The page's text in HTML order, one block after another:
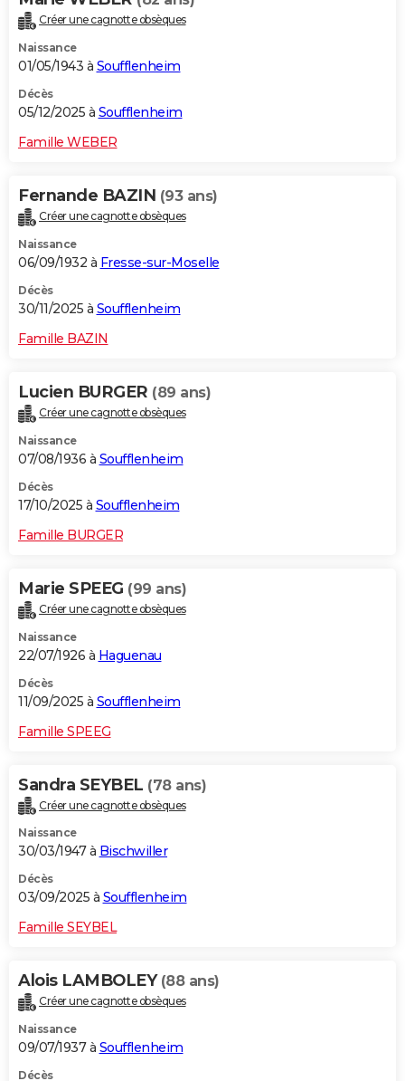
Créer une cagnotte obsèques
Naissance
01/05/1943 à Soufflenheim
Décès
05/12/2025 à Soufflenheim
Famille WEBER
Fernande BAZIN (93 ans)
Créer une cagnotte obsèques
Naissance
06/09/1932 à Fresse-sur-Moselle
Décès
30/11/2025 à Soufflenheim
Famille BAZIN
Lucien BURGER (89 ans)
Créer une cagnotte obsèques
Naissance
07/08/1936 à Soufflenheim
Décès
17/10/2025 à Soufflenheim
Famille BURGER
Marie SPEEG (99 ans)
Créer une cagnotte obsèques
Naissance
22/07/1926 à Haguenau
Décès
11/09/2025 à Soufflenheim
Famille SPEEG
Sandra SEYBEL (78 ans)
Créer une cagnotte obsèques
Naissance
30/03/1947 à Bischwiller
Décès
03/09/2025 à Soufflenheim
Famille SEYBEL
Alois LAMBOLEY (88 ans)
Créer une cagnotte obsèques
Naissance
09/07/1937 à Soufflenheim
Décès